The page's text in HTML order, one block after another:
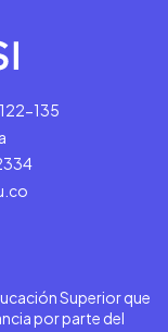
135
Superior que
por parte del